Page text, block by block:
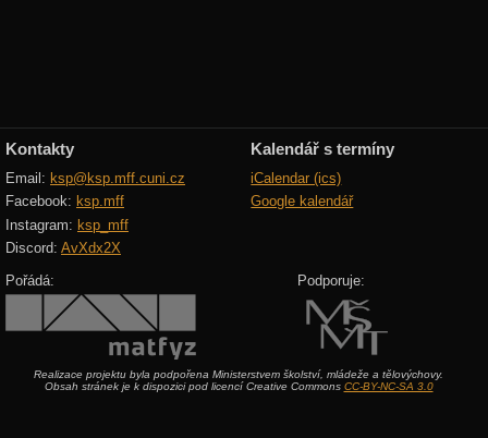
Kontakty
Email: ksp@ksp.mff.cuni.cz
Facebook: ksp.mff
Instagram: ksp_mff
Discord: AvXdx2X
Kalendář s termíny
iCalendar (ics)
Google kalendář
Pořádá: Podporuje:
Realizace projektu byla podpořena Ministerstvem školství, mládeže a tělovýchovy.
Obsah stránek je k dispozici pod licencí Creative Commons CC-BY-NC-SA 3.0